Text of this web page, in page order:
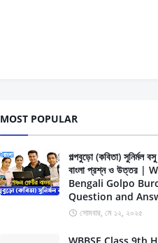
MOST POPULAR
গল্পবুড়ো (কবিতা) সুনির্মল
বাংলা প্রশ্ন ও উত্তর |
Bengali Golpo
Question and
সোমবার, মে ১২, ২০২৫